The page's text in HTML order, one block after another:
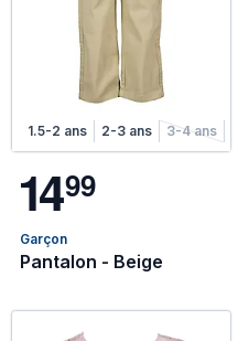
6-8 ans1.5-2 ans 2-3 ans 3-4 ans
1499
Garçon
Pantalon - Beige